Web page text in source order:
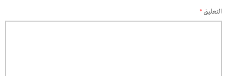
التعليق*